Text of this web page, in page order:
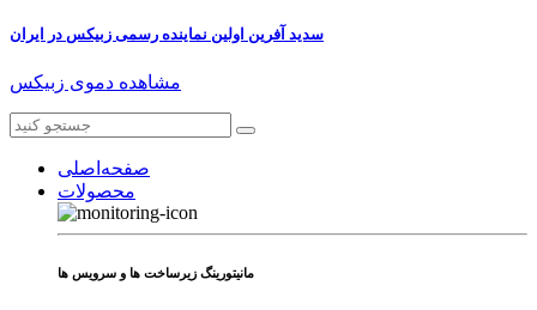
سدید آفرین اولین نماینده رسمی زبیکس در ایران
مشاهده دموی زبیکس
صفحه‌اصلی
محصولات
مانیتورینگ زیرساخت ها و سرویس ها